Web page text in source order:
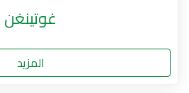
غوتينغن
المزيد